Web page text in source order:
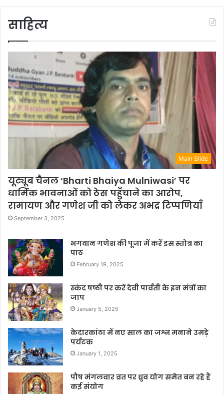
साहित्य
Main Slide
यूट्यूब चैनल ‘Bharti Bhaiya Mulniwasi’ पर
धार्मिक भावनाओं को ठेस पहुँचाने का आरोप,
रामायण और गणेश जी को लेकर अभद्र टिप्पणियाँ
September 3, 2025
भगवान गणेश की पूजा में करें इस स्तोत्र का
पाठ
February 19, 2025
स्कंद षष्ठी पर करें देवी पार्वती के इन मंत्रों का
जाप
January 5, 2025
केदारकांठा में नए साल का जश्न मनाने उमड़े
पर्यटक
January 1, 2025
पौष मंगलवार व्रत पर ध्रुव योग समेत बन रहे हैं
कई संयोग